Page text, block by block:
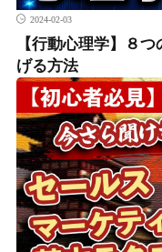
2024-02-03
【行動心理学】８
げる方法